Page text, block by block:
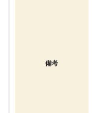
備考